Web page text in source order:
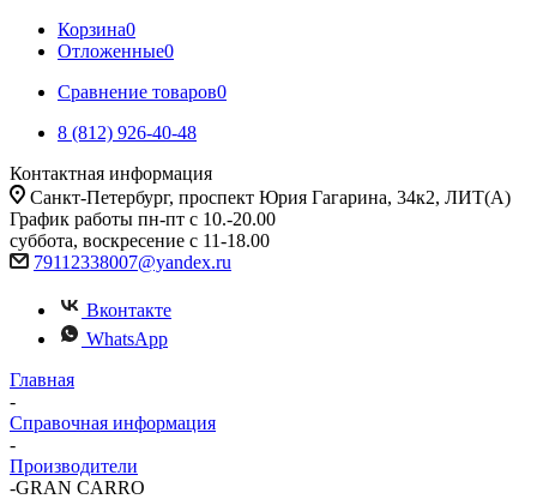
Корзина0
Отложенные0
Сравнение товаров0
8 (812) 926-40-48
Контактная информация
Санкт-Петербург, проспект Юрия Гагарина, 34к2, ЛИТ(А)
График работы пн-пт с 10.-20.00
суббота, воскресение с 11-18.00
79112338007@yandex.ru
Вконтакте
WhatsApp
Главная
-
Справочная информация
-
Производители
-GRAN CARRO